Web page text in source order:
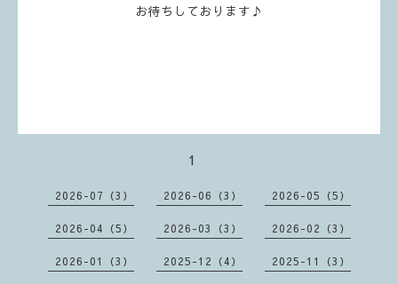
お待ちしております♪
1
2026-07（3） 2026-06（3） 2026-05（5）
2026-04（5） 2026-03（3） 2026-02（3）
2026-01（3） 2025-12（4） 2025-11（3）